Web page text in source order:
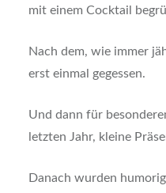
mit einem Cocktail
Nach dem, wie immer
erst einmal gegessen.
Und dann für
letzten Jahr, kleine
Danach wurden